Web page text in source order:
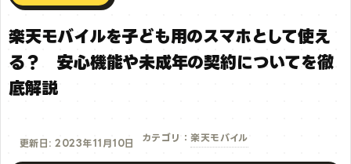
楽天モバイルを子ども用のスマホとして使え
る？ 安心機能や未成年の契約についてを徹
底解説
更新日: 2023年11月10日
カテゴリ：楽天モバイル